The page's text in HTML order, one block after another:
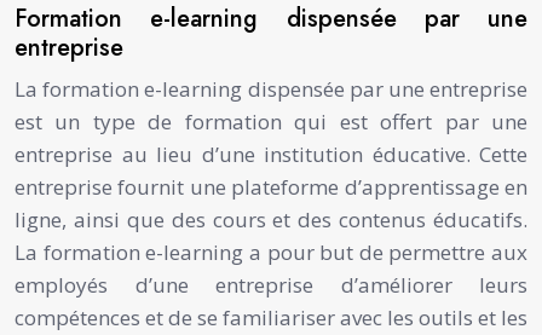
Formation e-learning dispensée par une
entreprise
La formation e-learning dispensée par une entreprise
est un type de formation qui est offert par une
entreprise au lieu d’une institution éducative. Cette
entreprise fournit une plateforme d’apprentissage en
ligne, ainsi que des cours et des contenus éducatifs.
La formation e-learning a pour but de permettre aux
employés d’une entreprise d’améliorer leurs
compétences et de se familiariser avec les outils et les